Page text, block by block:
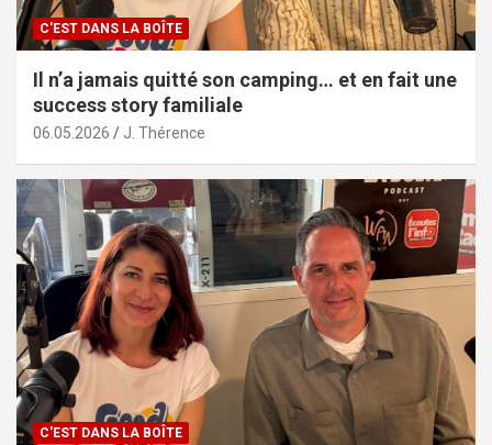
C'EST DANS LA BOÎTE
Il n’a jamais quitté son camping… et en fait une
success story familiale
06.05.2026 J. Thérence
C'EST DANS LA BOÎTE